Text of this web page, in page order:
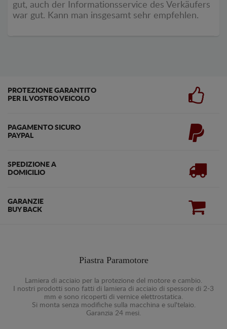
gut, auch der Informationsservice des Verkäufers
war gut. Kann man insgesamt sehr empfehlen.
PROTEZIONE GARANTITO
PER IL VOSTRO VEICOLO
PAGAMENTO SICURO
PAYPAL
SPEDIZIONE A
DOMICILIO
GARANZIE
BUY BACK
Piastra Paramotore
Lamiera di acciaio per la protezione del motore e cambio.
I nostri prodotti sono fatti di lamiera di acciaio di spessore di 2-3
mm e sono ricoperti di vernice elettrostatica.
Si monta senza modifiche sulla macchina e sul'telaio.
Garanzia 24 mesi.